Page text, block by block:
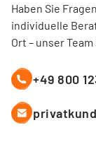
Haben Sie
individuelle
Ort – unser
+49 800